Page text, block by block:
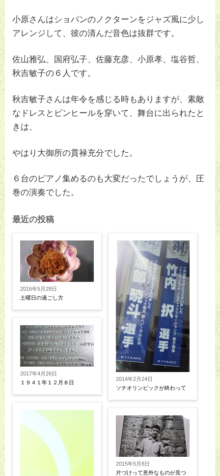
小原さんはショパンのノクターンをジャズ風に少し
アレンジして、彼の清んだ音色は抜群です。
佐山雅弘、国府弘子、佐藤充彦、小原孝、塩谷哲、
秋吉敏子の６人です。
秋吉敏子さんは年令を感じる時もありますが、素敵
なドレスとピンヒールを穿いて、舞台に出られたと
きは、
やはり大御所の貫禄充分でした。
６台のピアノ集めるのも大変だったでしょうが、圧
巻の演奏でした。
最近の投稿
2016年5月28日
土曜日の過ごし方
2017年4月26日
１９４１年１２月８日
2014年2月24日
ソチオリンピックが終わって
2015年5月8日
片づけって意外なものが見つ